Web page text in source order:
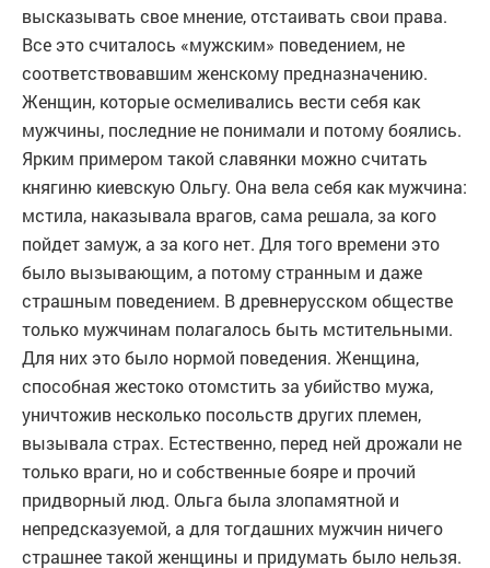
высказывать свое мнение, отстаивать свои права.
Все это считалось «мужским» поведением, не
соответствовавшим женскому предназначению.
Женщин, которые осмеливались вести себя как
мужчины, последние не понимали и потому боялись.
Ярким примером такой славянки можно считать
княгиню киевскую Ольгу. Она вела себя как мужчина:
мстила, наказывала врагов, сама решала, за кого
пойдет замуж, а за кого нет. Для того времени это
было вызывающим, а потому странным и даже
страшным поведением. В древнерусском обществе
только мужчинам полагалось быть мстительными.
Для них это было нормой поведения. Женщина,
способная жестоко отомстить за убийство мужа,
уничтожив несколько посольств других племен,
вызывала страх. Естественно, перед ней дрожали не
только враги, но и собственные бояре и прочий
придворный люд. Ольга была злопамятной и
непредсказуемой, а для тогдашних мужчин ничего
страшнее такой женщины и придумать было нельзя.